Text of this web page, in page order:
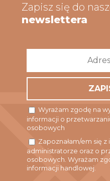
Zapisz się do
newslettera
Wyrażam zgodę na
informacji o
osobowych
Zapoznałam/em się
administratorze oraz o
osobowych. Wyrażam
informacji handlowej.